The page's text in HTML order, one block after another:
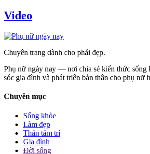
Video
Chuyên trang dành cho phái đẹp.
Phụ nữ ngày nay — nơi chia sẻ kiến thức sống
sóc gia đình và phát triển bản thân cho phụ nữ
Chuyên mục
Sống khỏe
Làm đẹp
Thân tâm trí
Gia đình
Đời sống